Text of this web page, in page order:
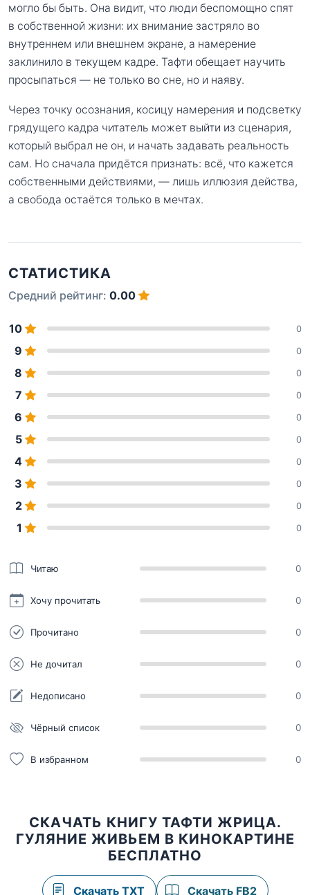
могло бы быть. Она видит, что люди беспомощно спят
в собственной жизни: их внимание застряло во
внутреннем или внешнем экране, а намерение
заклинило в текущем кадре. Тафти обещает научить
просыпаться — не только во сне, но и наяву.
Через точку осознания, косицу намерения и подсветку
грядущего кадра читатель может выйти из сценария,
который выбрал не он, и начать задавать реальность
сам. Но сначала придётся признать: всё, что кажется
собственными действиями, — лишь иллюзия действа,
а свобода остаётся только в мечтах.
СТАТИСТИКА
Средний рейтинг: 0.00
10 0
9 0
8 0
7 0
6 0
5 0
4 0
3 0
2 0
1 0
Читаю 0
Хочу прочитать 0
Прочитано 0
Не дочитал 0
Недописано 0
Чёрный список 0
В избранном 0
СКАЧАТЬ КНИГУ ТАФТИ ЖРИЦА.
ГУЛЯНИЕ ЖИВЬЕМ В КИНОКАРТИНЕ
БЕСПЛАТНО
Скачать TXT Скачать FB2